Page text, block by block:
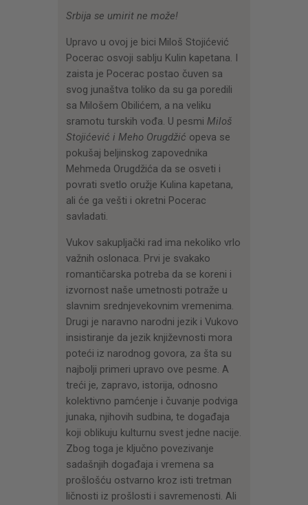
Srbija se umirit ne može!
Upravo u ovoj je bici Miloš Stojićević
Pocerac osvoji sablju Kulin kapetana. I
zaista je Pocerac postao čuven sa
svog junaštva toliko da su ga poredili
sa Milošem Obilićem, a na veliku
sramotu turskih vođa. U pesmi Miloš
Stojićević i Meho Orugdžić opeva se
pokušaj beljinskog zapovednika
Mehmeda Orugdžića da se osveti i
povrati svetlo oružje Kulina kapetana,
ali će ga vešti i okretni Pocerac
savladati.
Vukov sakupljački rad ima nekoliko vrlo
važnih oslonaca. Prvi je svakako
romantičarska potreba da se koreni i
izvornost naše umetnosti potraže u
slavnim srednjevekovnim vremenima.
Drugi je naravno narodni jezik i Vukovo
insistiranje da jezik književnosti mora
poteći iz narodnog govora, za šta su
najbolji primeri upravo ove pesme. A
treći je, zapravo, istorija, odnosno
kolektivno pamćenje i čuvanje podviga
junaka, njihovih sudbina, te događaja
koji oblikuju kulturnu svest jedne nacije.
Zbog toga je ključno povezivanje
sadašnjih događaja i vremena sa
prošlošću ostvarno kroz isti tretman
ličnosti iz prošlosti i savremenosti. Ali